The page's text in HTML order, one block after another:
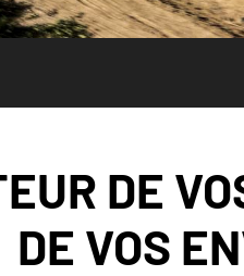
DE
DE VOS